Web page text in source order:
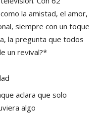
la amistad, el amor,
siempre con un toque
la pregunta que todos
un revival?*
aclara que solo
algo